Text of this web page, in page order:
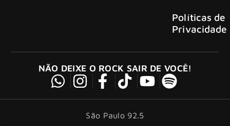
Políticas de
Privacidade
NÃO DEIXE O ROCK SAIR DE VOCÊ!
São Paulo 92.5